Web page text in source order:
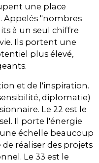
une place
Appelés "nombres
à un seul chiffre
Ils portent une
plus élevé,
et de l'inspiration.
diplomatie)
Le 22 est le
Il porte l'énergie
échelle beaucoup
réaliser des projets
Le 33 est le